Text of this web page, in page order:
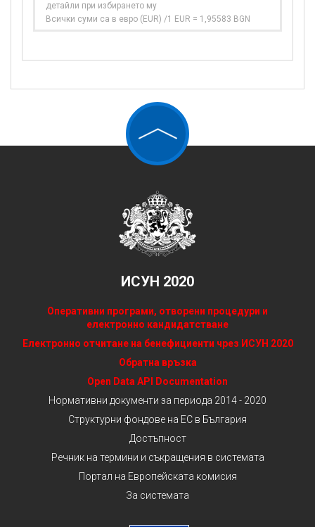
детайли при избирането му
Всички суми са в евро (EUR) /1 EUR = 1,95583 BGN
ИСУН 2020
Оперативни програми, отворени процедури и
електронно кандидатстване
Електронно отчитане на бенефициенти чрез ИСУН 2020
Обратна връзка
Open Data API Documentation
Нормативни документи за периода 2014 - 2020
Структурни фондове на ЕС в България
Достъпност
Речник на термини и съкращения в системата
Портал на Европейската комисия
За системата